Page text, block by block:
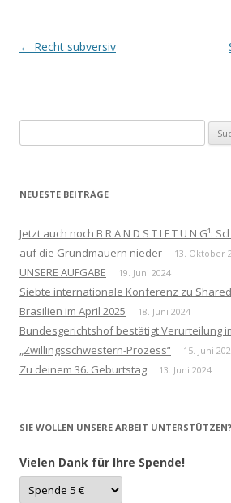
Beitrags-
← Recht subversiv
nach:
NEUESTE BEITRÄGE
Jetzt auch noch B R A N D S T I F T U N G¹:
auf die Grundmauern nieder
13. Oktober
UNSERE AUFGABE 19. Juni 2024
Siebte internationale Konferenz zu Shared
Brasilien im April 2025
18. Juni 2024
Bundesgerichtshof bestätigt Verurteilung
„Zwillingsschwestern-Prozess“
15. Juni
Zu deinem 36. Geburtstag 13. Juni 2024
SIE WOLLEN UNSERE ARBEIT UNTERSTÜTZEN?
Vielen Dank für Ihre Spende!